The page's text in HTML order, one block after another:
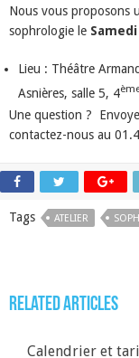
Nous vous proposons
sophrologie le
Lieu : Théâtre
Asnières, salle 5, 4
Une question ?
contactez-nous au
Tags ATELIER
Related Articles
Calendrier et